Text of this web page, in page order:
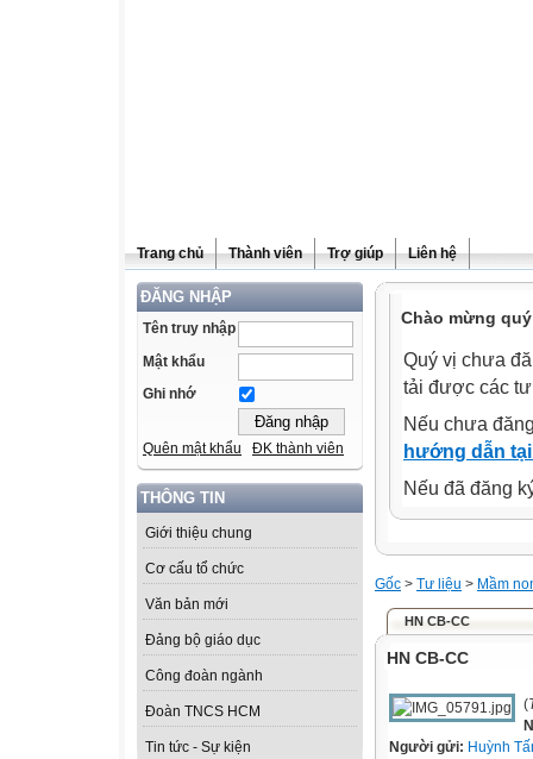
Trang chủ Thành viên Trợ giúp Liên hệ
ĐĂNG NHẬP
Tên truy nhập
Mật khẩu
Ghi nhớ
Quên mật khẩu ĐK thành viên
THÔNG TIN
Giới thiệu chung
Cơ cấu tổ chức
Văn bản mới
Đảng bộ giáo dục
Công đoàn ngành
Đoàn TNCS HCM
Tin tức - Sự kiện
Chào mừng
Quý vị chưa
tải được các
Nếu chưa
hướng dẫn
Nếu đã đăng
Gốc > Tư liệu > Mầm
HN CB-CC
HN CB-CC
(
Người gửi: Huỳnh